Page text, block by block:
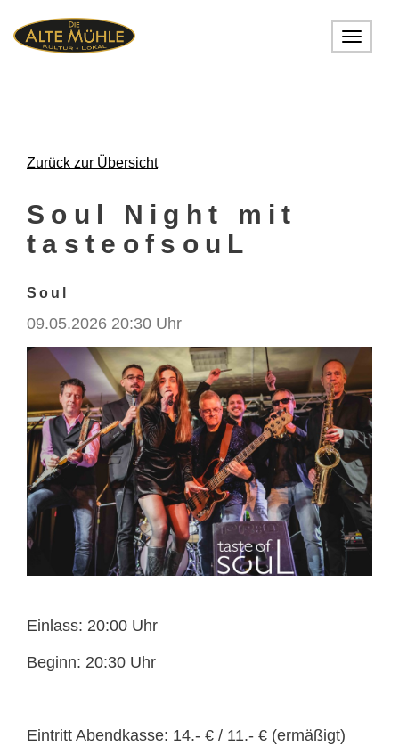
Toggle
Zurück zur Übersicht
Soul Night mit
tasteofsouL
Soul
09.05.2026 20:30 Uhr
Einlass: 20:00 Uhr
Beginn: 20:30 Uhr
Eintritt Abendkasse: 14.- € / 11.- € (ermäßigt)